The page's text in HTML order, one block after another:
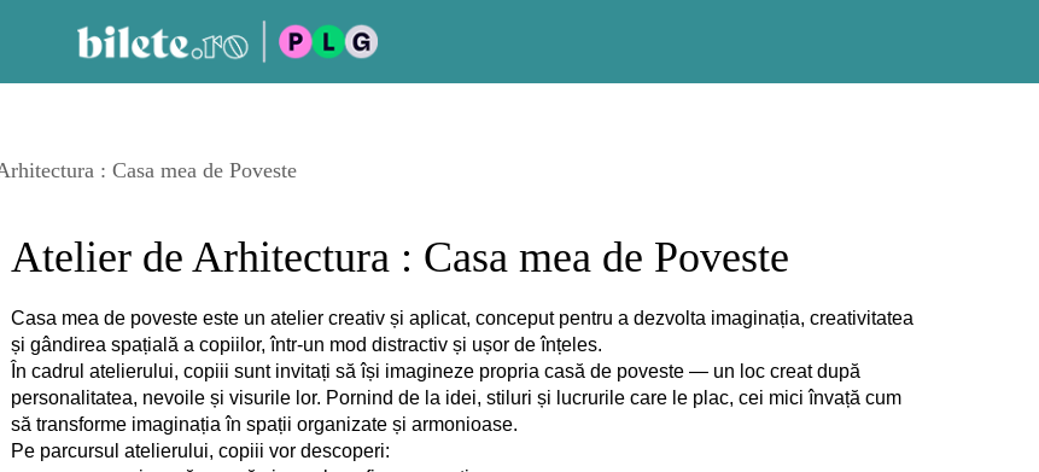
: Casa mea de Poveste
Atelier de Arhitectura : Casa mea de Poveste
Casa mea de poveste este un atelier creativ și aplicat, conceput pentru a dezvolta imaginația, creativitatea
și gândirea spațială a copiilor, într-un mod distractiv și ușor de înțeles.
În cadrul atelierului, copiii sunt invitați să își imagineze propria casă de poveste — un loc creat după
personalitatea, nevoile și visurile lor. Pornind de la idei, stiluri și lucrurile care le plac, cei mici învață cum
să transforme imaginația în spații organizate și armonioase.
Pe parcursul atelierului, copiii vor descoperi: